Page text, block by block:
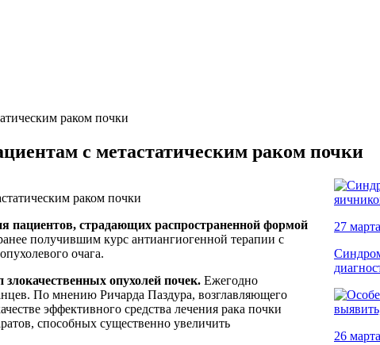
раком почки
с метастатическим раком почки
пациентов, страдающих распространенной формой
получившим курс антиангиогенной терапии с
очага.
опухолей почек. Ежегодно
По мнению Ричарда Паздура, возглавляющего
эффективного средства лечения рака почки
способных существенно увеличить
27
26